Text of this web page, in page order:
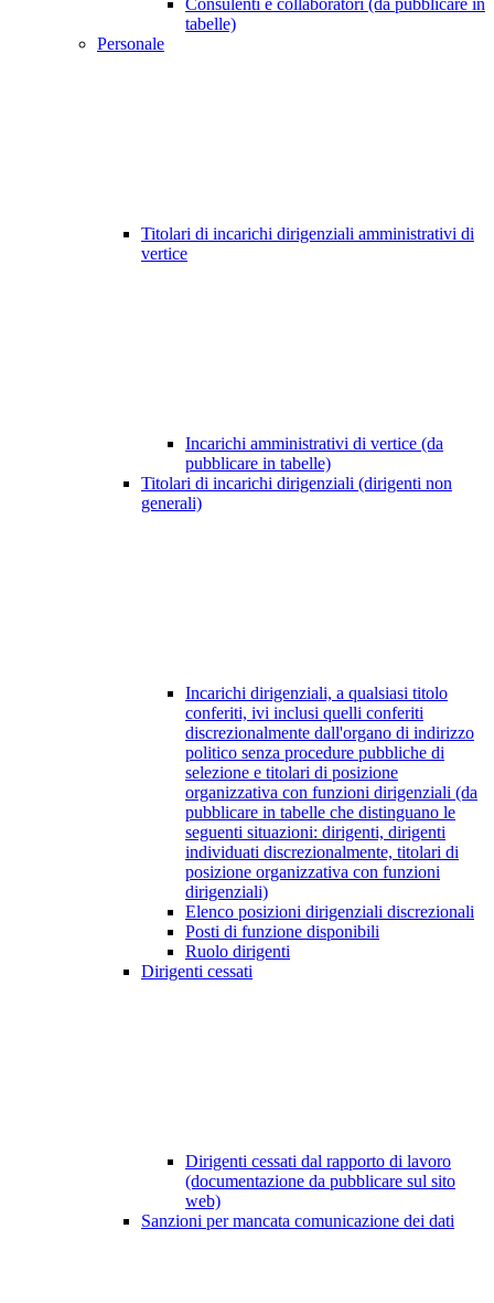
Consulenti e collaboratori (da pubblicare in
tabelle)
Personale
Titolari di incarichi dirigenziali amministrativi di
vertice
Incarichi amministrativi di vertice (da
pubblicare in tabelle)
Titolari di incarichi dirigenziali (dirigenti non
generali)
Incarichi dirigenziali, a qualsiasi titolo
conferiti, ivi inclusi quelli conferiti
discrezionalmente dall'organo di indirizzo
politico senza procedure pubbliche di
selezione e titolari di posizione
organizzativa con funzioni dirigenziali (da
pubblicare in tabelle che distinguano le
seguenti situazioni: dirigenti, dirigenti
individuati discrezionalmente, titolari di
posizione organizzativa con funzioni
dirigenziali)
Elenco posizioni dirigenziali discrezionali
Posti di funzione disponibili
Ruolo dirigenti
Dirigenti cessati
Dirigenti cessati dal rapporto di lavoro
(documentazione da pubblicare sul sito
web)
Sanzioni per mancata comunicazione dei dati